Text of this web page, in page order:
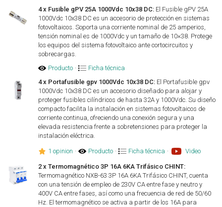
4 x Fusible gPV 25A 1000Vdc 10x38 DC: El Fusible gPV 25A
1000Vdc 10x38 DC es un accesorio de protección en sistemas
fotovoltaicos. Soporta una corriente nominal de 25 amperios,
tensión nominal es de 1000Vdc y un tamaño de 10×38. Protege
los equipos del sistema fotovoltaico ante cortocircuitos y
sobrecargas.
Producto ·
Ficha técnica
4 x Portafusible gpv 1000Vdc 10x38 DC: El Portafusible gpv
1000Vdc 10x38 DC es un accesorio diseñado para alojar y
proteger fusibles cilíndricos de hasta 32A y 1000Vdc. Su diseño
compacto facilita la instalación en sistemas fotovoltaicos de
corriente continua, ofreciendo una conexión segura y una
elevada resistencia frente a sobretensiones para proteger la
instalación eléctrica.
1 opinion · Producto · Ficha técnica · Video
2 x Termomagnético 3P 16A 6KA Trifásico CHINT:
Termomagnético NXB-63 3P 16A 6KA Trifásico CHINT, cuenta
con una tensión de empleo de 230V CA entre fase y neutro y
400V CA entre fases, así como una frecuencia de red de 50/60
Hz. El termomagnético se activa a partir de los 16A para